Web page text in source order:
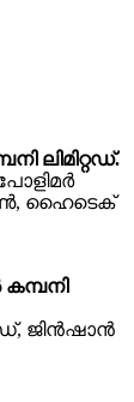
ലിമിറ്റഡ്.
ഹൈടെക്
ജിൻഷാൻ